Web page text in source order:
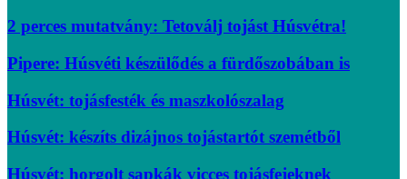
2 perces mutatvány: Tetoválj tojást Húsvétra!
Pipere: Húsvéti készülődés a fürdőszobában is
Húsvét: tojásfesték és maszkolószalag
Húsvét: készíts dizájnos tojástartót szemétből
Húsvét: horgolt sapkák vicces tojásfejeknek